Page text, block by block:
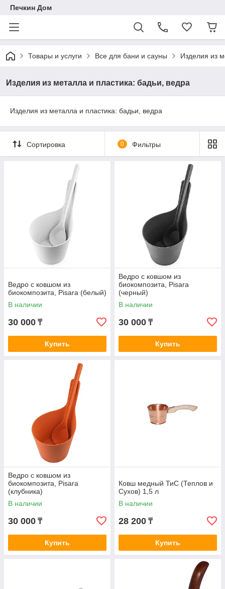
Печкин Дом
Товары и услуги Все для бани и сауны Изделия из
Изделия из металла и пластика: бадьи, ведра
Изделия из металла и пластика: бадьи, ведра
Сортировка 0 Фильтры
Ведро с ковшом из
биокомпозита, Pisara (белый)
В наличии
30 000 ₸
Купить
Ведро с ковшом из
биокомпозита, Pisara
(черный)
В наличии
30 000 ₸
Купить
Ведро с ковшом из
биокомпозита, Pisara
(клубника)
В наличии
30 000 ₸
Купить
Ковш медный ТиС (Теплов и
Сухов) 1,5 л
В наличии
28 200 ₸
Купить